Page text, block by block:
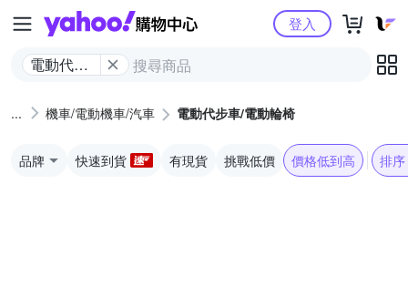
Yahoo購物中心
電動代步
椅
登入
機車/電動機車/汽車 電動代步車/電動輪椅
品牌 快速到貨 有現貨 挑戰低價 價格低到高 排序